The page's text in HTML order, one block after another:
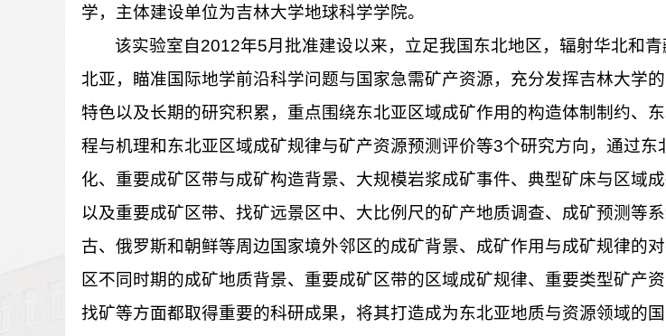
学，主体建设单位为吉林大学地球科学学院。
该实验室自2012年5月批准建设以来，立足我国东北地区，辐射华北和
北亚，瞄准国际地学前沿科学问题与国家急需矿产资源，充分发挥吉林大学
特色以及长期的研究积累，重点围绕东北亚区域成矿作用的构造体制制约、
程与机理和东北亚区域成矿规律与矿产资源预测评价等3个研究方向，通过东
化、重要成矿区带与成矿构造背景、大规模岩浆成矿事件、典型矿床与区域成
以及重要成矿区带、找矿远景区中、大比例尺的矿产地质调查、成矿预测等
古、俄罗斯和朝鲜等周边国家境外邻区的成矿背景、成矿作用与成矿规律的
区不同时期的成矿地质背景、重要成矿区带的区域成矿规律、重要类型矿产
找矿等方面都取得重要的科研成果，将其打造成为东北亚地质与资源领域的